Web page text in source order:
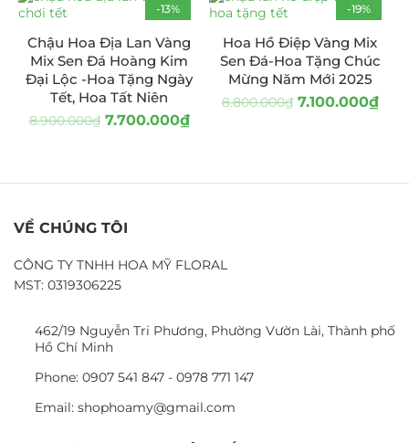
-13%
Chậu Hoa Địa Lan Vàng
Mix Sen Đá Hoàng Kim
Đại Lộc -Hoa Tặng Ngày
Tết, Hoa Tất Niên
8.900.000₫ 7.700.000₫
-19%
Hoa Hồ Điệp Vàng Mix
Sen Đá-Hoa Tặng Chúc
Mừng Năm Mới 2025
8.800.000₫ 7.100.000₫
VỀ CHÚNG TÔI
CÔNG TY TNHH HOA MỸ FLORAL
MST: 0319306225
462/19 Nguyễn Tri Phương, Phường Vườn Lài, Thành phố
Hồ Chí Minh
Phone: 0907 541 847 - 0978 771 147
Email: shophoamy@gmail.com